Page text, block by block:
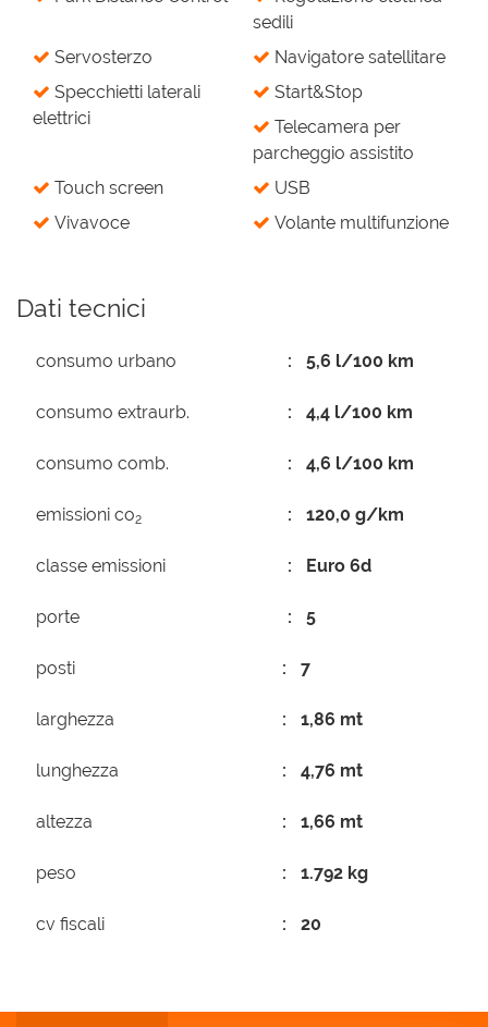
sedili
Servosterzo
Navigatore satellitare
Specchietti laterali
elettrici
Start&Stop
Telecamera per
parcheggio assistito
Touch screen
USB
Vivavoce
Volante multifunzione
Dati tecnici
consumo urbano 5,6 l/100 km
consumo extraurb. 4,4 l/100 km
consumo comb. 4,6 l/100 km
emissioni co2 120,0 g/km
classe emissioni Euro 6d
porte 5
posti 7
larghezza 1,86 mt
lunghezza 4,76 mt
altezza 1,66 mt
peso 1.792 kg
cv fiscali 20